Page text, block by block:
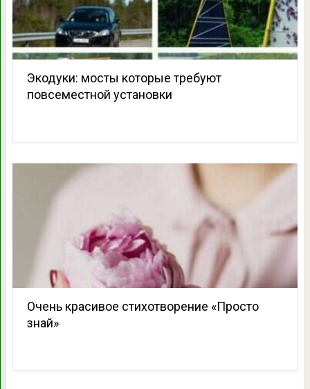
Экодуки: мосты которые требуют
повсеместной установки
Очень красивое стихотворение «Просто
знай»